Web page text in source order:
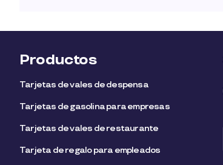
Productos
Tarjetas de vales de despensa
Tarjetas de gasolina para empresas
Tarjetas de vales de restaurante
Tarjeta de regalo para empleados​